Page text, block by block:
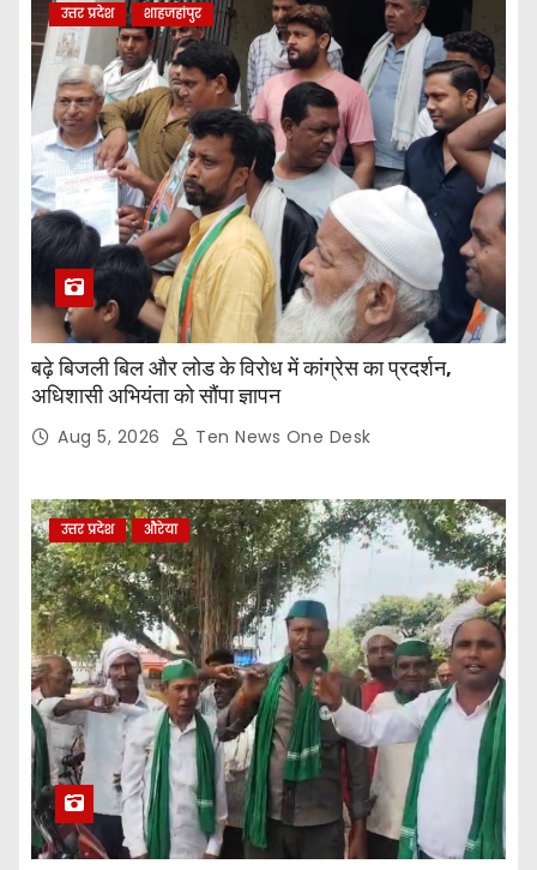
उत्तर प्रदेश शाहजहांपुर
बढ़े बिजली बिल और लोड के विरोध में कांग्रेस का प्रदर्शन,
अधिशासी अभियंता को सौंपा ज्ञापन
Aug 5, 2026 Ten News One Desk
उत्तर प्रदेश औरेया